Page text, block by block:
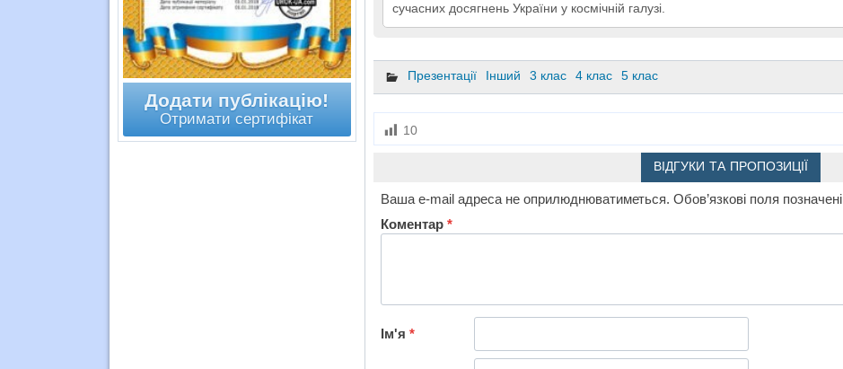
сучасних досягнень України у космічній галузі.
Презентації Інший 3 клас 4 клас 5 клас
10
ВІДГУКИ ТА ПРОПОЗИЦІЇ
Ваша e-mail адреса не оприлюднюватиметься. Обов’язкові поля позначені
Коментар *
Ім'я *
Додати публікацію!
Отримати сертифікат